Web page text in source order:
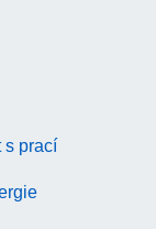
s prací